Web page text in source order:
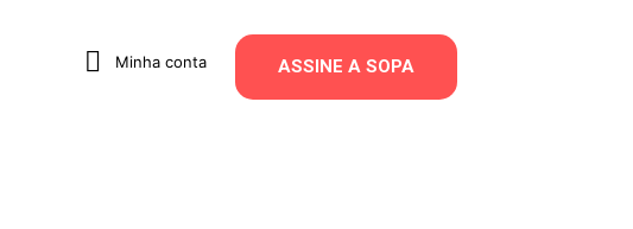
Minha conta ASSINE A SOPA